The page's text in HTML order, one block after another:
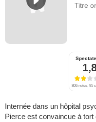
Titre
806 notes, 95
Internée dans un hôpital
Pierce est convaincue à tort